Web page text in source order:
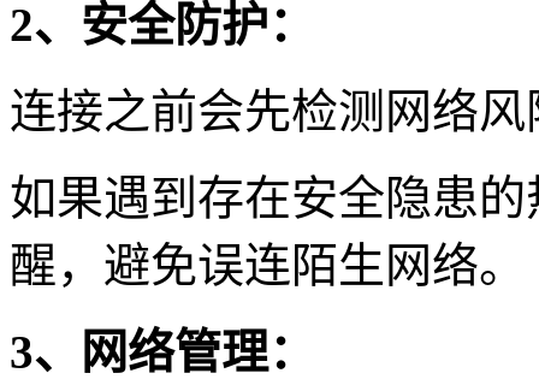
2、安全防护：
连接之前会先检测网络风
如果遇到存在安全隐患
醒，避免误连陌生网络。
3、网络管理：